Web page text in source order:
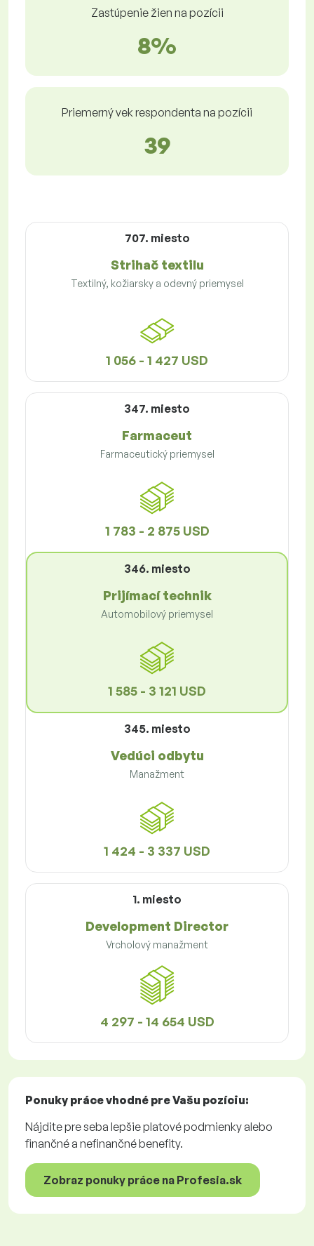
Zastúpenie žien na pozícii
8%
Priemerný vek respondenta na pozícii
39
707. miesto
Strihač textilu
Textilný, kožiarsky a odevný priemysel
1 056 - 1 427 USD
347. miesto
Farmaceut
Farmaceutický priemysel
1 783 - 2 875 USD
346. miesto
Prijímací technik
Automobilový priemysel
1 585 - 3 121 USD
345. miesto
Vedúci odbytu
Manažment
1 424 - 3 337 USD
1. miesto
Development Director
Vrcholový manažment
4 297 - 14 654 USD
Ponuky prácevhodné pre Vašu pozíciu:
Nájdite pre seba lepšie platové podmienky alebo
finančné a nefinančné benefity.
Zobraz ponuky práce na Profesia.sk